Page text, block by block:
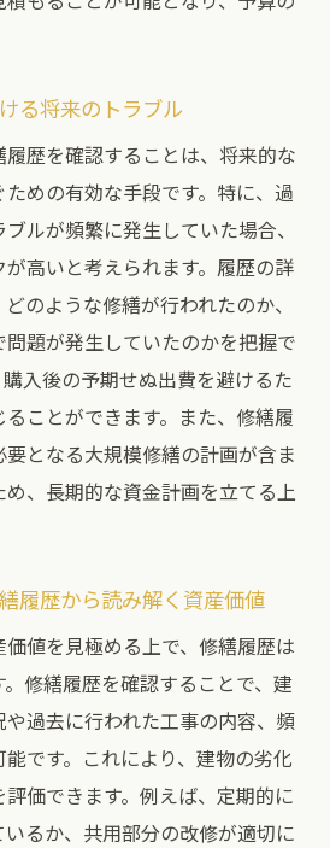
る将来のトラブル
歴を確認することは、将来的な
ための有効な手段です。特に、過
ルが頻繁に発生していた場合、
高いと考えられます。履歴の詳
のような修繕が行われたのか、
題が発生していたのかを把握で
入後の予期せぬ出費を避けるた
ことができます。また、修繕履
となる大規模修繕の計画が含ま
、長期的な資金計画を立てる上
履歴から読み解く資産価値
値を見極める上で、修繕履歴は
修繕履歴を確認することで、建
過去に行われた工事の内容、頻
です。これにより、建物の劣化
価できます。例えば、定期的に
るか、共用部分の改修が適切に